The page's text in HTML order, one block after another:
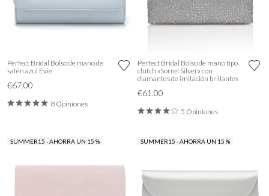
Perfect Bridal Bolso de mano de
satén azul Evie
€67.00
8 Opiniones
Perfect Bridal Bolso de mano tipo
clutch «Sorrel Silver» con
diamantes de imitación brillantes
€61.00
5 Opiniones
SUMMER15 - AHORRA UN 15 % SUMMER15 - AHORRA UN 15 %